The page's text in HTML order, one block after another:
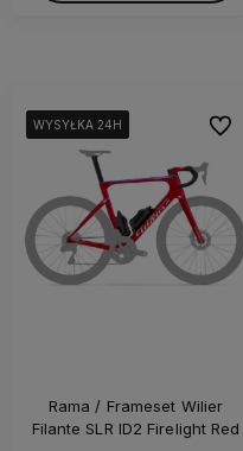
WYSYŁKA 24H
WYSYŁKA 24H
WYSYŁKA 24H
WYSYŁKA 24H
WYSYŁKA 24H
Rama / Frameset Wilier
Filante SLR ID2 Firelight Red
Do